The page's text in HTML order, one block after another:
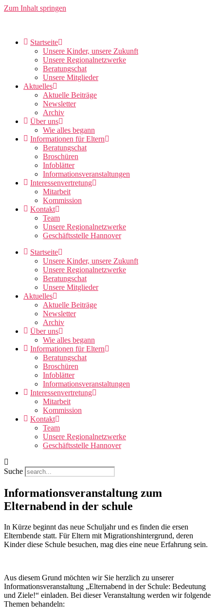
Zum Inhalt springen
Startseite
Unsere Kinder, unsere Zukunft
Unsere Regionalnetzwerke
Beratungschat
Unsere Mitglieder
Aktuelles
Aktuelle Beiträge
Newsletter
Archiv
Über uns
Wie alles begann
Informationen für Eltern
Beratungschat
Broschüren
Infoblätter
Informationsveranstaltungen
Interessenvertretung
Mitarbeit
Kommission
Kontakt
Team
Unsere Regionalnetzwerke
Geschäftsstelle Hannover
Startseite
Unsere Kinder, unsere Zukunft
Unsere Regionalnetzwerke
Beratungschat
Unsere Mitglieder
Aktuelles
Aktuelle Beiträge
Newsletter
Archiv
Über uns
Wie alles begann
Informationen für Eltern
Beratungschat
Broschüren
Infoblätter
Informationsveranstaltungen
Interessenvertretung
Mitarbeit
Kommission
Kontakt
Team
Unsere Regionalnetzwerke
Geschäftsstelle Hannover
Suche
Informationsveranstaltung zum
Elternabend in der schule
In Kürze beginnt das neue Schuljahr und es finden die ersen
Elternbende statt. Für Eltern mit Migrationshintergrund, deren
Kinder diese Schule besuchen, mag dies eine neue Erfahrung sein.
Aus diesem Grund möchten wir Sie herzlich zu unserer
Informationsveranstaltung „Elternabend in der Schule: Bedeutung
und Ziele!“ einladen. Bei dieser Veranstaltung werden wir folgende
Themen behandeln: